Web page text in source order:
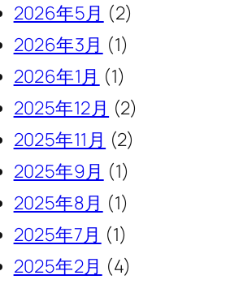
2026年5月 (2)
2026年3月 (1)
2026年1月 (1)
2025年12月 (2)
2025年11月 (2)
2025年9月 (1)
2025年8月 (1)
2025年7月 (1)
2025年2月 (4)